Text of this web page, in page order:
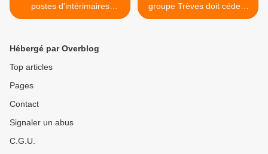
postes d'intérimaires
supprimés
groupe Trèves doit céder !
>
Hébergé par Overblog
Top articles
Pages
Contact
Signaler un abus
C.G.U.